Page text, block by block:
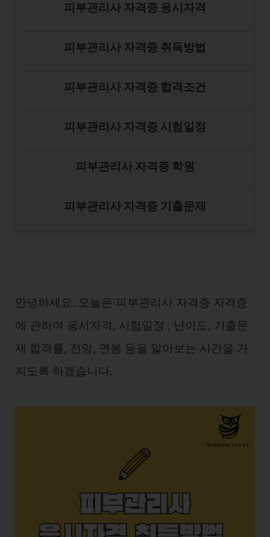
피부관리사 자격증 응시자격
피부관리사 자격증 취득방법
피부관리사 자격증 합격조건
피부관리사 자격증 시험일정
피부관리사 자격증 학원
피부관리사 자격증 기출문제
안녕하세요. 오늘은 피부관리사 자격증 자격증
에 관하여 응시자격, 시험일정 , 난이도, 기출문
제 합격률, 전망, 연봉 등을 알아보는 시간을 가
지도록 하겠습니다.